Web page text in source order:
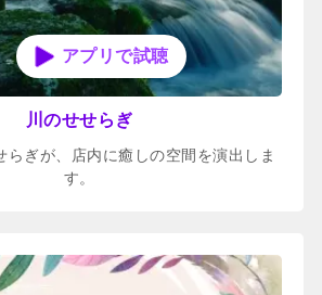
アプリで試聴
川のせせらぎ
らぎが、店内に癒しの空間を演出しま
す。